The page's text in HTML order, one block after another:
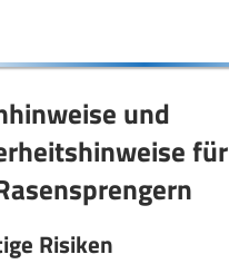
und
Risiken